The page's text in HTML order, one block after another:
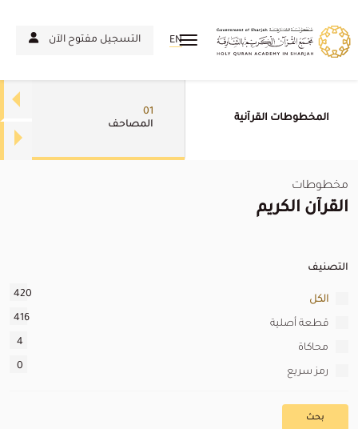
التسجيل مفتوح الآن EN
المخطوطات القرآنية
01
المصاحف
مخطوطات
القرآن الكريم
التصنيف
420
الكل
416
قطعة أصلية
4
محاكاة
0
رمز سريع
بحث